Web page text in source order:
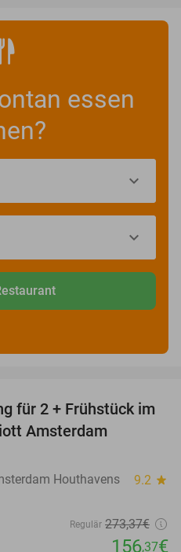
essen
43%
für 2 + Frühstück im
Amsterdam
Houthavens 9.2 star
Regulär 273,37€
156,37€